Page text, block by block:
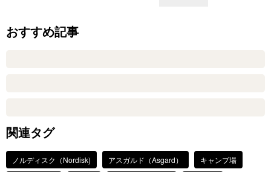
おすすめ記事
関連タグ
ノルディスク（Nordisk) アスガルド（Asgard）
キャンプ場